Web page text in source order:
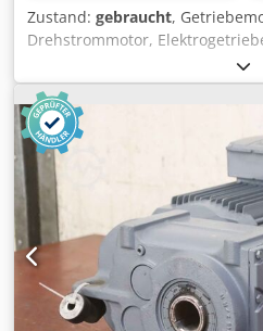
Zustand: gebraucht,
Drehstrommotor,
U/min -Leistung: 1,1 kW -
50 mm Crsdpfx Abeciq Dgs Njf
vorhanden -Preis: pro Stück -
mm -Gewicht: 63 kg